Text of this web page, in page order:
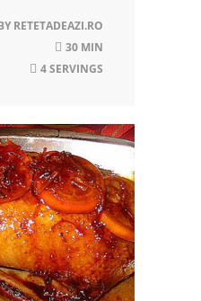
RETETADEAZI.RO
30 MIN
4 SERVINGS